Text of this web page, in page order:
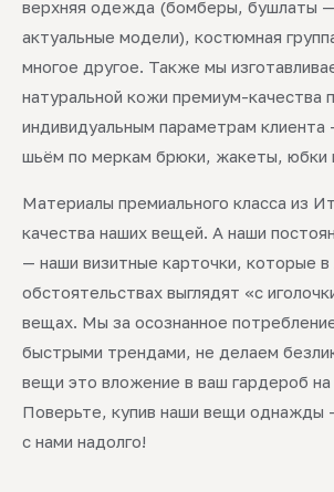
верхняя одежда (бомберы, бушлаты
актуальные модели), костюмная
многое другое. Также мы
натуральной кожи премиум-качества
индивидуальным параметрам клиента
шьём по меркам брюки, жакеты, юбки
Материалы премиального класса из
качества наших вещей. А наши
— наши визитные карточки, которые
обстоятельствах выглядят «с
вещах. Мы за осознанное
быстрыми трендами, не делаем
вещи это вложение в ваш гардероб на
Поверьте, купив наши вещи однажды
с нами надолго!